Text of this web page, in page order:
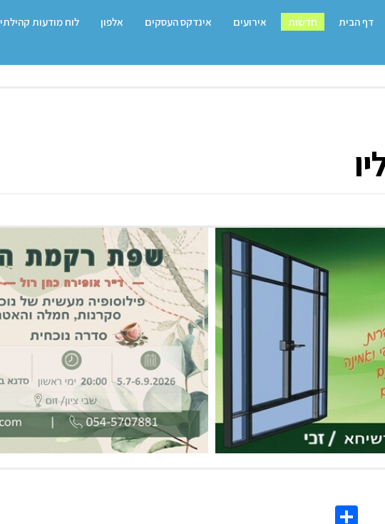
דף הבית חדשות אירועים אינדקס העסקים אלפון לוח מודעות קהילתי
Copy